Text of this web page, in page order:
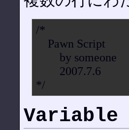
/*
Pawn Script
by someone
2007.7.6
*/
Variable